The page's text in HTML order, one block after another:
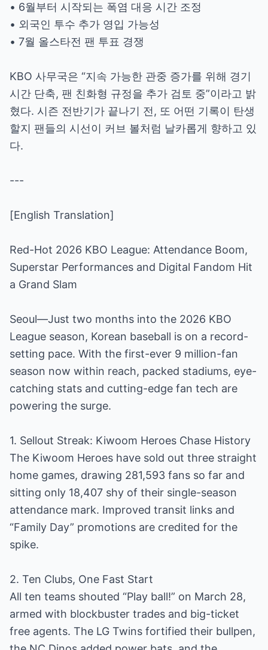
• 6월부터 시작되는 폭염 대응 시간 조정
• 외국인 투수 추가 영입 가능성
• 7월 올스타전 팬 투표 경쟁
KBO 사무국은 “지속 가능한 관중 증가를 위해 경기
시간 단축, 팬 친화형 규정을 추가 검토 중”이라고 밝
혔다. 시즌 전반기가 끝나기 전, 또 어떤 기록이 탄생
할지 팬들의 시선이 커브 볼처럼 날카롭게 향하고 있
다.
---
[English Translation]
Red-Hot 2026 KBO League: Attendance Boom,
Superstar Performances and Digital Fandom Hit
a Grand Slam
Seoul—Just two months into the 2026 KBO
League season, Korean baseball is on a record-
setting pace. With the first-ever 9 million-fan
season now within reach, packed stadiums, eye-
catching stats and cutting-edge fan tech are
powering the surge.
1. Sellout Streak: Kiwoom Heroes Chase History
The Kiwoom Heroes have sold out three straight
home games, drawing 281,593 fans so far and
sitting only 18,407 shy of their single-season
attendance mark. Improved transit links and
“Family Day” promotions are credited for the
spike.
2. Ten Clubs, One Fast Start
All ten teams shouted “Play ball!” on March 28,
armed with blockbuster trades and big-ticket
free agents. The LG Twins fortified their bullpen,